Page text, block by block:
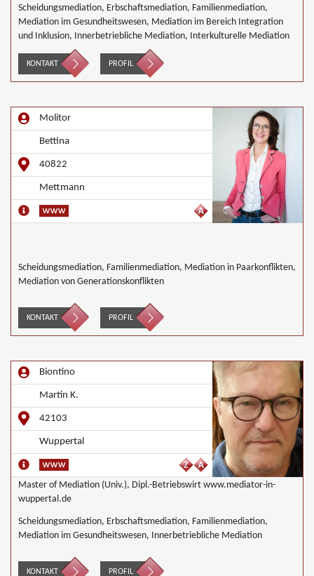
Scheidungsmediation, Erbschaftsmediation, Familienmediation,
Mediation im Gesundheitswesen, Mediation im Bereich Integration
und Inklusion, Innerbetriebliche Mediation, Interkulturelle Mediation
KONTAKT PROFIL
Molitor
Bettina
40822
Mettmann
Scheidungsmediation, Familienmediation, Mediation in Paarkonflikten,
Mediation von Generationskonflikten
KONTAKT PROFIL
Biontino
Martin K.
42103
Wuppertal
Master of Mediation (Univ.), Dipl.-Betriebswirt www.mediator-in-
wuppertal.de
Scheidungsmediation, Erbschaftsmediation, Familienmediation,
Mediation im Gesundheitswesen, Innerbetriebliche Mediation
KONTAKT PROFIL